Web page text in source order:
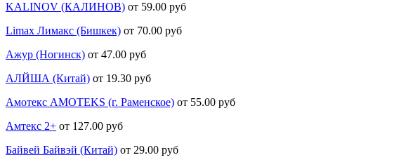
KALINOV (КАЛИНОВ) от 59.00 руб
Limax Лимакс (Бишкек) от 70.00 руб
Ажур (Ногинск) от 47.00 руб
АЛЙША (Китай) от 19.30 руб
Амотекс AMOTEKS (г. Раменское) от 55.00 руб
Амтекс 2+ от 127.00 руб
Байвей Байвэй (Китай) от 29.00 руб